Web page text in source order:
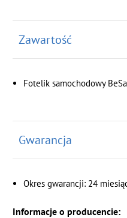
Zawartość
Fotelik samochodowy
Gwarancja
Okres gwarancji: 24
Informacje o producencie: